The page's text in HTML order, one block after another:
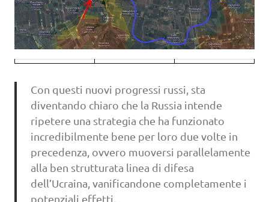
Con questi nuovi progressi russi, sta
diventando chiaro che la Russia intende
ripetere una strategia che ha funzionato
incredibilmente bene per loro due volte in
precedenza, ovvero muoversi parallelamente
alla ben strutturata linea di difesa
dell’Ucraina, vanificandone completamente i
potenziali effetti.